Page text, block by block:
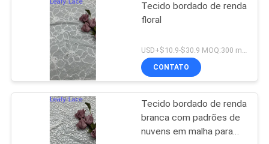
Tecido bordado de renda
floral
CONTATO
Tecido bordado de renda
branca com padrões de
nuvens em malha para